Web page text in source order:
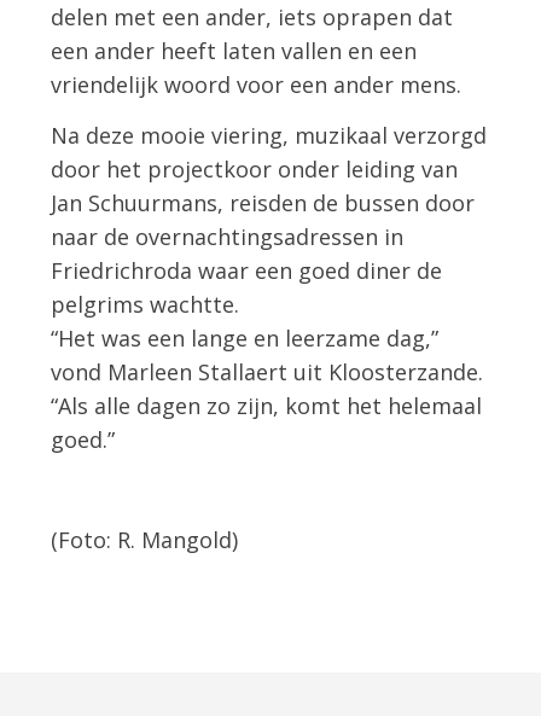
delen met een ander, iets oprapen dat
een ander heeft laten vallen en een
vriendelijk woord voor een ander mens.
Na deze mooie viering, muzikaal verzorgd
door het projectkoor onder leiding van
Jan Schuurmans, reisden de bussen door
naar de overnachtingsadressen in
Friedrichroda waar een goed diner de
pelgrims wachtte.
“Het was een lange en leerzame dag,”
vond Marleen Stallaert uit Kloosterzande.
“Als alle dagen zo zijn, komt het helemaal
goed.”
(Foto: R. Mangold)